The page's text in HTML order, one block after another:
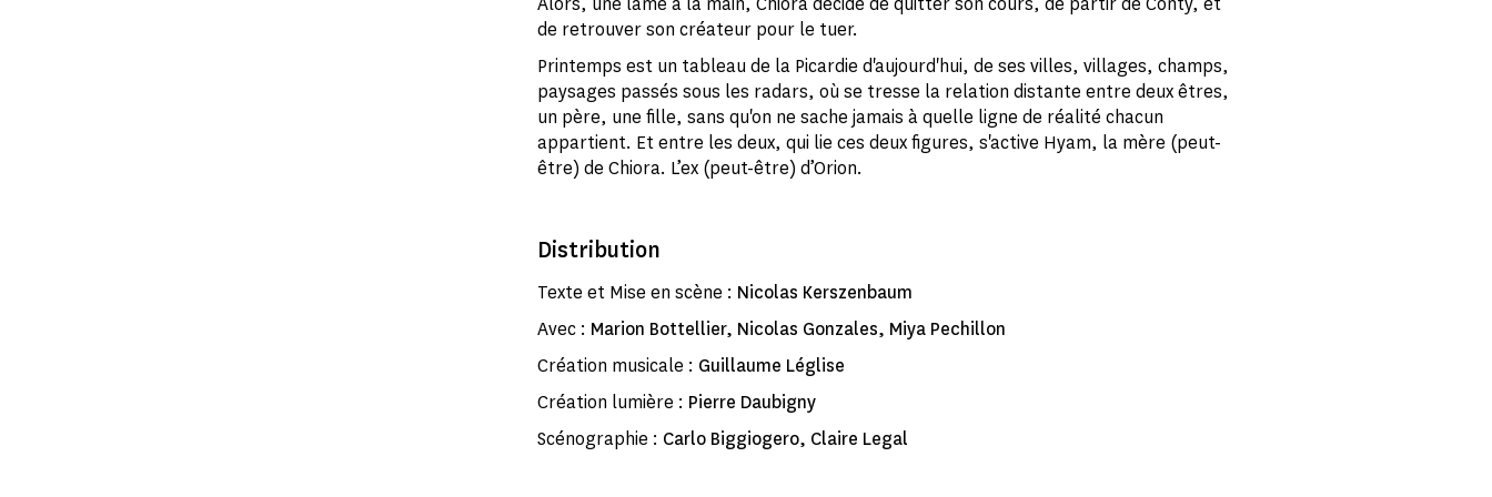
de retrouver son créateur pour le tuer.
Printemps est un tableau de la Picardie d'aujourd'hui, de ses villes, villages, champs,
paysages passés sous les radars, où se tresse la relation distante entre deux êtres,
un père, une fille, sans qu'on ne sache jamais à quelle ligne de réalité chacun
appartient. Et entre les deux, qui lie ces deux figures, s'active Hyam, la mère (peut-
être) de Chiora. L’ex (peut-être) d’Orion.
Distribution
Texte et Mise en scène : Nicolas Kerszenbaum
Avec : Marion Bottellier, Nicolas Gonzales, Miya Pechillon
Création musicale : Guillaume Léglise
Création lumière : Pierre Daubigny
Scénographie : Carlo Biggiogero, Claire Legal